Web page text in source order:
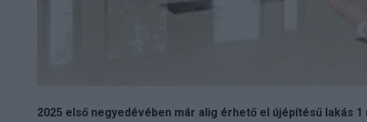
2025 első negyedévében már alig érhető el újépítésű lakás